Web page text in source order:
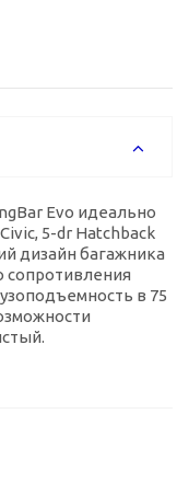
Evo идеально
5-dr Hatchback
дизайн багажника
сопротивления
в 75